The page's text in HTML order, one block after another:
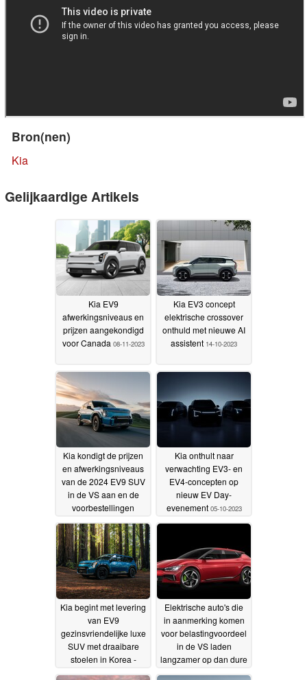
Bron(nen)
Kia
Gelijkaardige Artikels
Kia EV9
afwerkingsniveaus en
prijzen aangekondigd
voor Canada 08-11-2023
Kia EV3 concept
elektrische crossover
onthuld met nieuwe AI
assistent 14-10-2023
Kia kondigt de prijzen
en afwerkingsniveaus
van de 2024 EV9 SUV
in de VS aan en de
voorbestellingen
11-10-
2023
Kia onthult naar
verwachting EV3- en
EV4-concepten op
nieuw EV Day-
evenement 05-10-2023
Kia begint met levering
van EV9
gezinsvriendelijke luxe
SUV met draaibare
stoelen in Korea -
Elektrische auto's die
in aanmerking komen
voor belastingvoordeel
in de VS laden
langzamer op dan dure